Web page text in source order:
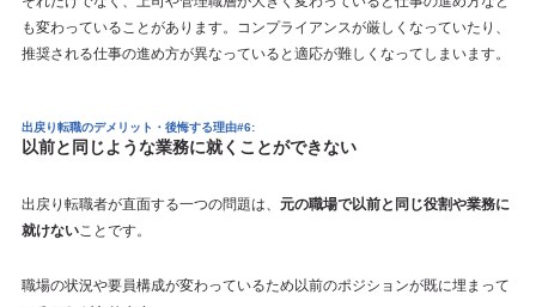
も変わっていることがあります。コンプライアンスが厳しくなっていたり、
推奨される仕事の進め方が異なっていると適応が難しくなってしまいます。
出戻り転職のデメリット・後悔する理由#6:
以前と同じような業務に就くことができない
出戻り転職者が直面する一つの問題は、 元の職場で以前と同じ役割や業務に
就けないことです。
職場の状況や要員構成が変わっているため以前のポジションが既に埋まって